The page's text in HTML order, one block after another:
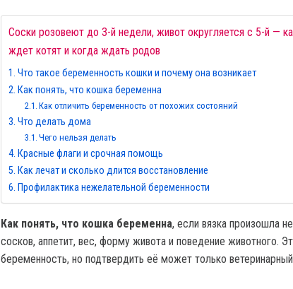
Соски розовеют до 3-й недели, живот округляется с 5-й —
ждет котят и когда ждать родов
Что такое беременность кошки и почему она возникает
Как понять, что кошка беременна
Как отличить беременность от похожих состояний
Что делать дома
Чего нельзя делать
Красные флаги и срочная помощь
Как лечат и сколько длится восстановление
Профилактика нежелательной беременности
Как понять, что кошка беременна, если вязка произошла
сосков, аппетит, вес, форму живота и поведение животного.
беременность, но подтвердить её может только